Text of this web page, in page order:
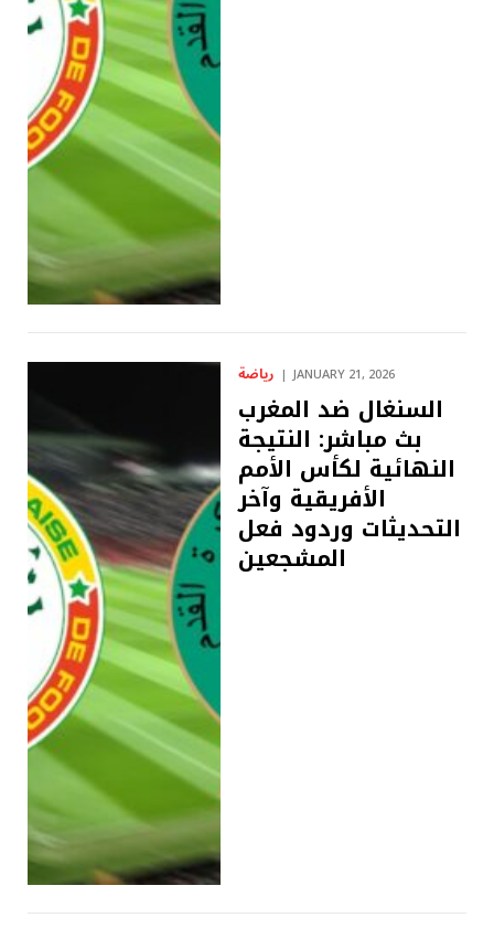
رياضة JANUARY 21, 2026
السنغال ضد المغرب
بث مباشر: النتيجة
النهائية لكأس الأمم
الأفريقية وآخر
التحديثات وردود فعل
المشجعين